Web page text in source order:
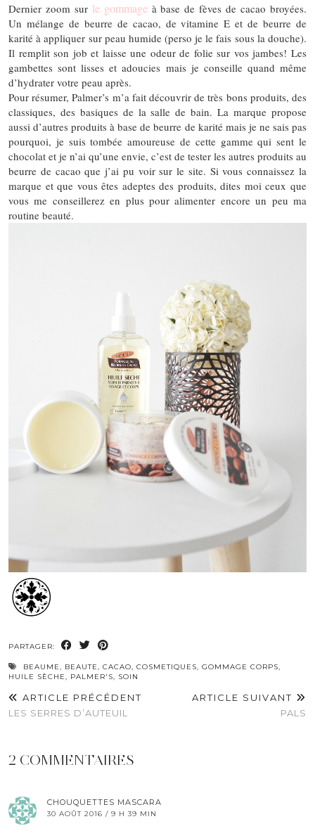
Dernier zoom sur le gommage à base de fèves de cacao broyées.
Un mélange de beurre de cacao, de vitamine E et de beurre de
karité à appliquer sur peau humide (perso je le fais sous la douche).
Il remplit son job et laisse une odeur de folie sur vos jambes! Les
gambettes sont lisses et adoucies mais je conseille quand même
d’hydrater votre peau après.
Pour résumer, Palmer’s m’a fait découvrir de très bons produits, des
classiques, des basiques de la salle de bain. La marque propose
aussi d’autres produits à base de beurre de karité mais je ne sais pas
pourquoi, je suis tombée amoureuse de cette gamme qui sent le
chocolat et je n’ai qu’une envie, c’est de tester les autres produits au
beurre de cacao que j’ai pu voir sur le site. Si vous connaissez la
marque et que vous êtes adeptes des produits, dites moi ceux que
vous me conseillerez en plus pour alimenter encore un peu ma
routine beauté.
PARTAGER:
BEAUME, BEAUTE, CACAO, COSMETIQUES, GOMMAGE CORPS,
HUILE SÈCHE, PALMER'S, SOIN
ARTICLE PRÉCÉDENT
LES SERRES D’AUTEUIL
ARTICLE SUIVANT
PALS
2 COMMENTAIRES
CHOUQUETTES MASCARA
30 AOÛT 2016 / 9 H 39 MIN